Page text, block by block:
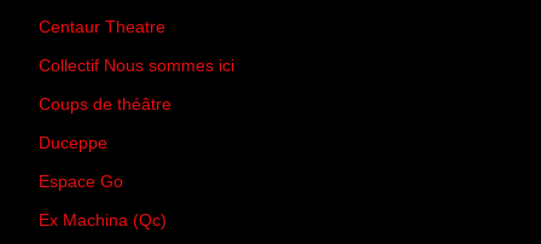
Centaur Theatre
Collectif Nous sommes ici
Coups de théâtre
Duceppe
Espace Go
Ex Machina (Qc)